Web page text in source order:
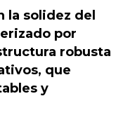
la solidez del
por
robusta
que
y